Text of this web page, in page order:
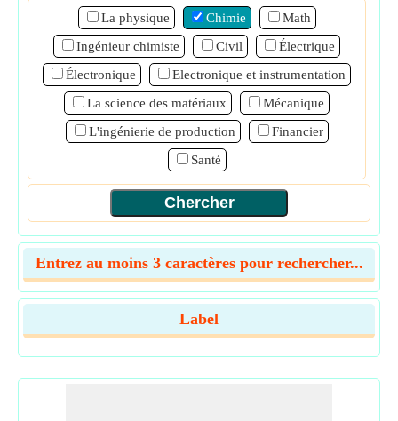
La physique Chimie
Math
Ingénieur chimiste
Civil
Électrique
Électronique
Electronique et instrumentation
La science des matériaux
Mécanique
L'ingénierie de production
Financier
Santé
Entrez au moins 3 caractères pour rechercher...
Label